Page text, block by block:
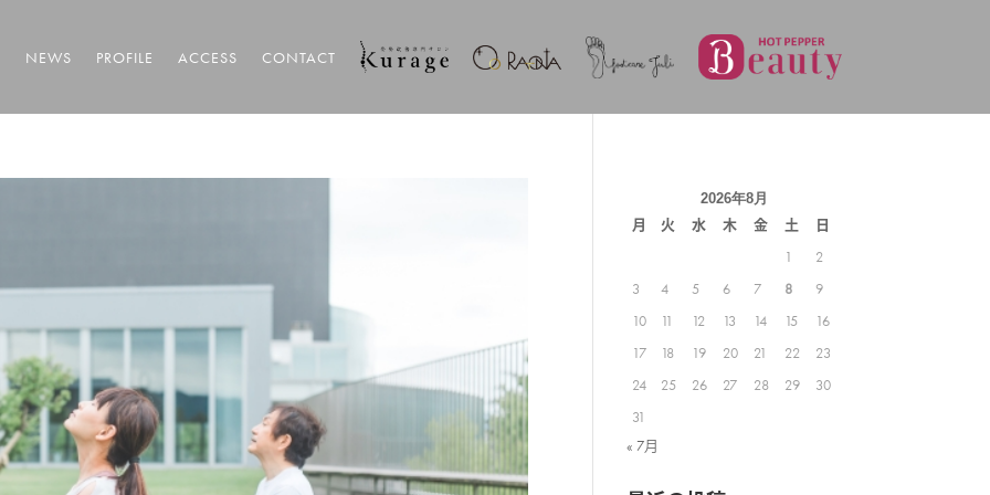
NEWS PROFILE ACCESS CONTACT
2026年8月
月 火 水 木 金 土
日
1
2
3
4 5 6 7 8
9
10
11 12 13 14 15
16
17
18 19 20 21 22
23
24
25 26 27 28 29
30
31
« 7月